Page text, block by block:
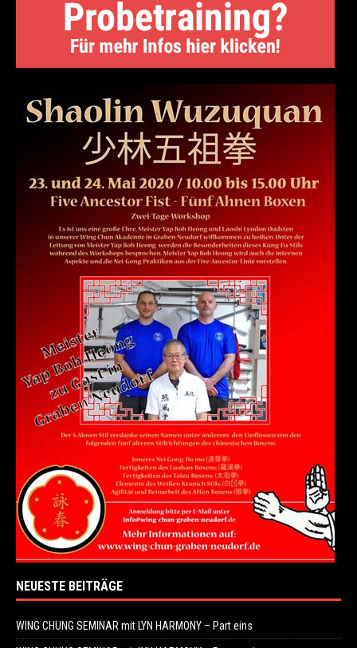
NEUESTE BEITRÄGE
WING CHUNG SEMINAR mit LYN HARMONY – Part eins